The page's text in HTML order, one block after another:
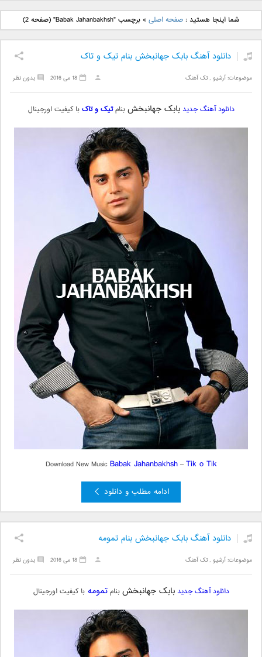
دانلود آهنگ جدید بهنام
بانی بنام قرص قمر 2
دانلود آهنگ جدید علی
یاسینی بنام دورترین نزدیک
شما اینجا هستید :صفحه اصلی »برچسب "Babak Jahanbakhsh" (صفحه 2)
دانلود آهنگ بابک جهانبخش بنام تیک و تاک
موضوعات:آرشیو ,تک آهنگ بدون نظر 18 می 2016
دانلود آهنگ جدید بابک جهانبخشبنام تیک و تاک با کیفیت اورجینال
Download New MusicBabak Jahanbakhsh–Tik o Tik
ادامه مطلب و دانلود
دانلود آهنگ بابک جهانبخش بنام تمومه
موضوعات:آرشیو ,تک آهنگ بدون نظر 18 می 2016
دانلود آهنگ جدید بابک جهانبخشبنامتمومهبا کیفیت اورجینال